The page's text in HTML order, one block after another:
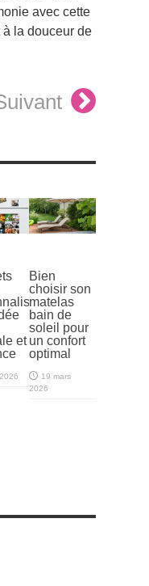
avec cette
la douceur de
et
Bien
choisir son
matelas
bain de
soleil pour
un confort
optimal
19 mars
2026